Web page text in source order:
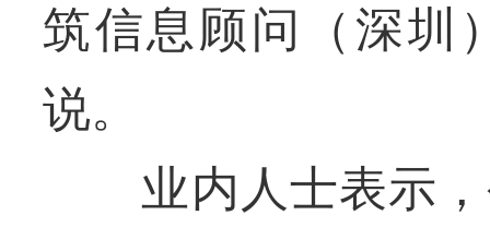
筑信息顾问（深圳
说。
业内人士表示，